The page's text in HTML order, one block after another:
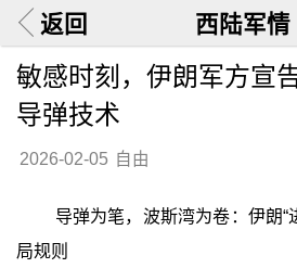
返回 西陆军情
敏感时刻，伊朗军方宣
导弹技术
2026-02-05 自由
导弹为笔，波斯湾为卷：伊朗“
局规则